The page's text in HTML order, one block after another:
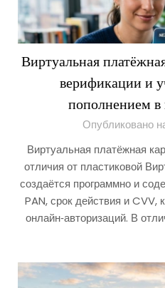
Виртуальная
верификации и
пополнением
Опубликовано
Виртуальная платёжная
отличия от пластиковой
создаётся программно и
PAN, срок действия и CVV,
онлайн‑авторизаций. В